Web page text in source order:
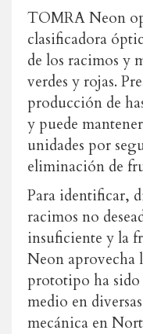
TOMRA Neon
clasificadora
de los racimos y
verdes y rojas.
producción de
y puede
unidades por
eliminación de
Para identificar,
racimos no
insuficiente y la
Neon
prototipo ha sido
medio en
mecánica en